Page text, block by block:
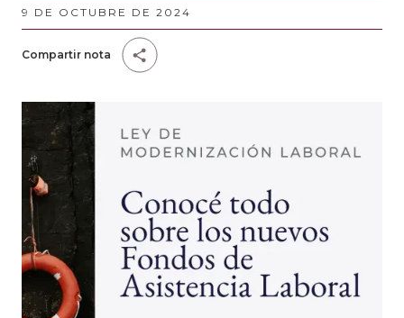
9 DE OCTUBRE DE 2024
Compartir nota